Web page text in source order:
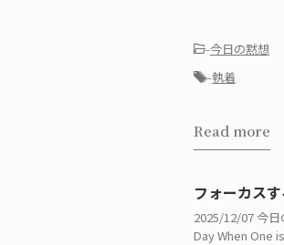
-今日の黙想
-執着
Read more
フォーカス
2025/12/07 今日
Day When One